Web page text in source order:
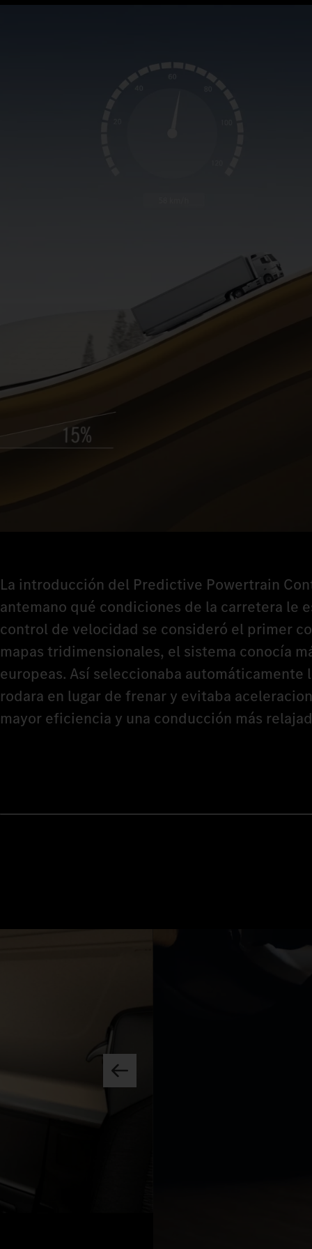
La introducción del Predictive Powertrain
antemano qué condiciones de la carretera le
control de velocidad se consideró el primer
mapas tridimensionales, el sistema conocía
europeas. Así seleccionaba
rodara en lugar de frenar y evitaba
mayor eficiencia y una conducción más